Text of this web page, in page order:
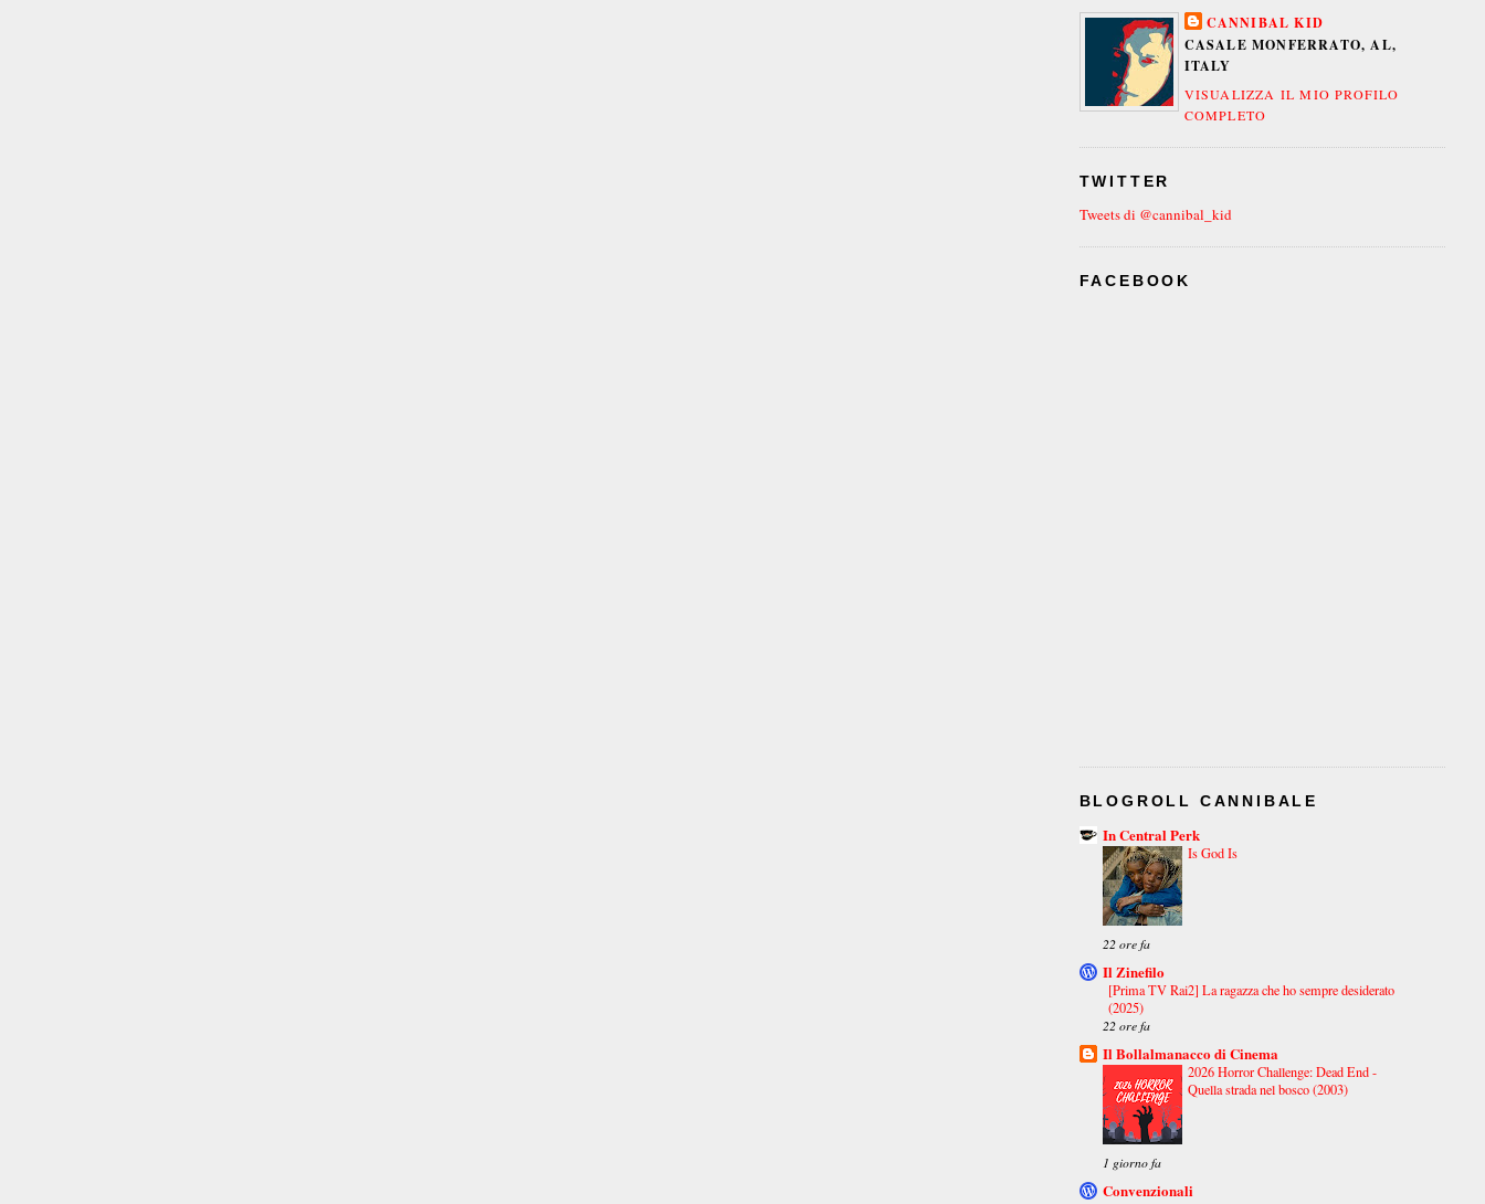
CANNIBAL KID
CASALE MONFERRATO, AL,
ITALY
VISUALIZZA IL MIO PROFILO
COMPLETO
TWITTER
Tweets di @cannibal_kid
FACEBOOK
BLOGROLL CANNIBALE
In Central Perk
Is God Is
22 ore fa
Il Zinefilo
[Prima TV Rai2] La ragazza che ho sempre desiderato
(2025)
22 ore fa
Il Bollalmanacco di Cinema
2026 Horror Challenge: Dead End -
Quella strada nel bosco (2003)
1 giorno fa
Convenzionali